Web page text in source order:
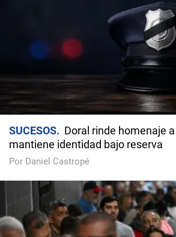
SUCESOS
Doral rinde homenaje
mantiene identidad bajo reserva
Por Daniel Castropé